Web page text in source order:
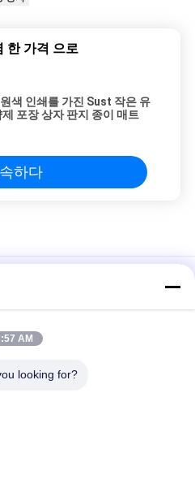
한 가격 으로
색 인쇄를 가진 Sust 작은 유
제 포장 상자 판지 종이 매트
하다
에 있는 10ml 방울 상자
드 데카바이올 포장용 종이 반짝
AM
looking for?